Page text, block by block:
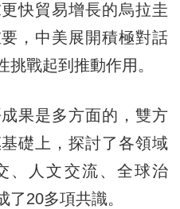
快貿易增長的烏拉圭
，中美展開積極對話
戰起到推動作用。
是多方面的，雙方
礎上，探討了各領域
、人文交流、全球治
20多項共識。